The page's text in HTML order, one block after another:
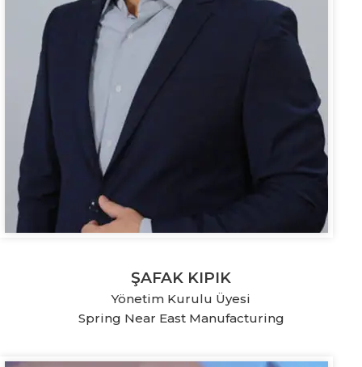
ŞAFAK KIPIK
Yönetim Kurulu Üyesi
Spring Near East Manufacturing